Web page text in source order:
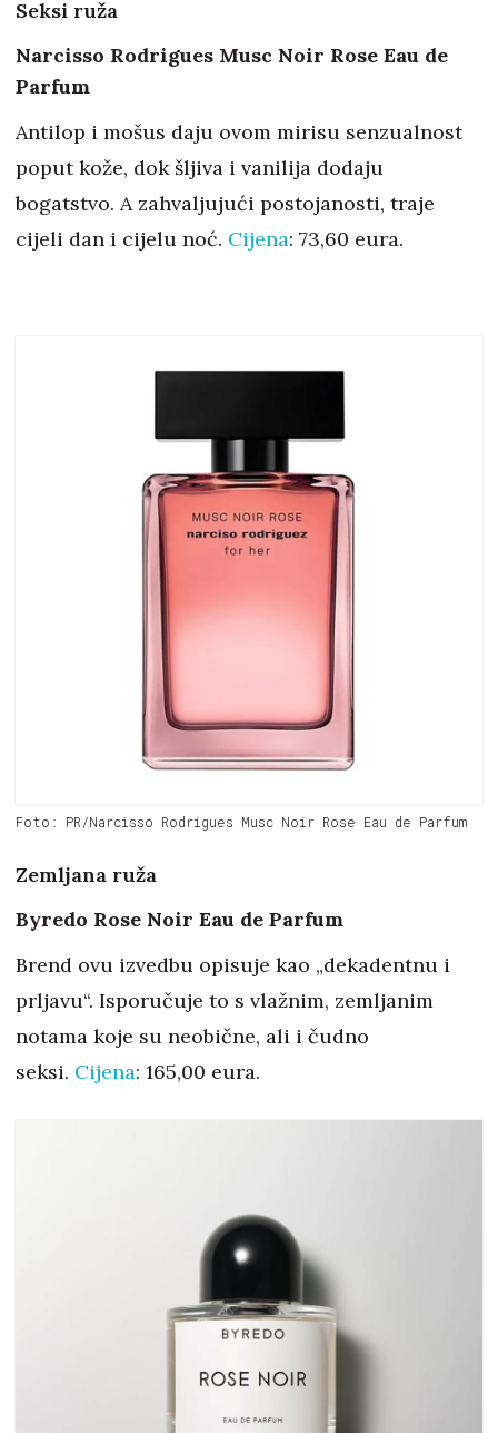
Seksi ruža
Narcisso Rodrigues Musc Noir Rose Eau de
Parfum
Antilop i mošus daju ovom mirisu senzualnost
poput kože, dok šljiva i vanilija dodaju
bogatstvo. A zahvaljujući postojanosti, traje
cijeli dan i cijelu noć. Cijena: 73,60 eura.
Foto: PR/Narcisso Rodrigues Musc Noir Rose Eau de Parfum
Zemljana ruža
Byredo Rose Noir Eau de Parfum
Brend ovu izvedbu opisuje kao „dekadentnu i
prljavu“. Isporučuje to s vlažnim, zemljanim
notama koje su neobične, ali i čudno
seksi. Cijena: 165,00 eura.